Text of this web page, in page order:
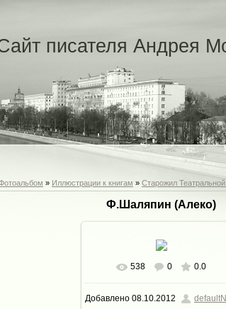
писателя Андрея
» Иллюстрации к книгам » Cтарожил
Ф.Шаляпин (Алеко)
538 0 0.0
Добавлено 08.10.2012